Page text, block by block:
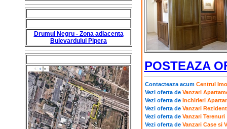
Drumul Negru - Zona adiacenta
Bulevardului Pipera
POSTEAZA
Contacteaza acum Centrul
Vezi oferta de Vanzari
Vezi oferta de Inchirieri
Vezi oferta deVanzari
Vezi oferta deVanzari Terenuri
Vezi oferta deVanzari Case si